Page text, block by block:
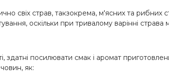
свіх страв, такзокрема, м'ясних та рибних
оскільки при тривалому варінні страва
здатні посилювати смак і аромат
як: